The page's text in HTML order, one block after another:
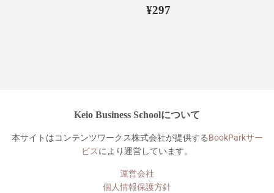
通
¥297
Keio Business Schoolについて
本サイトはコンテンツワークス株式会社が提供するBookParkサー
ビスにより運営しています。
運営会社
個人情報保護方針